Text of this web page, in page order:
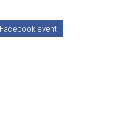
Facebook event